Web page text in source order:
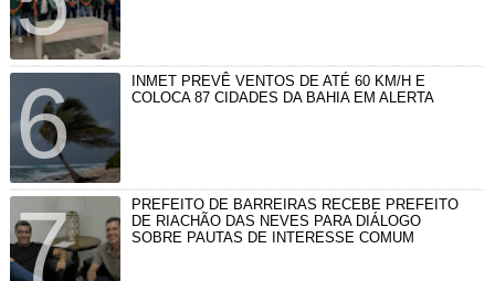
INMET PREVÊ VENTOS DE ATÉ 60 KM/H E
COLOCA 87 CIDADES DA BAHIA EM ALERTA
PREFEITO DE BARREIRAS RECEBE PREFEITO
DE RIACHÃO DAS NEVES PARA DIÁLOGO
SOBRE PAUTAS DE INTERESSE COMUM